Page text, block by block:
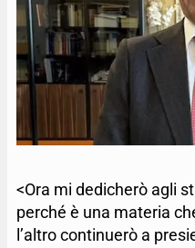
<Ora mi dedicherò agli
perché è una materia
l’altro continuerò a